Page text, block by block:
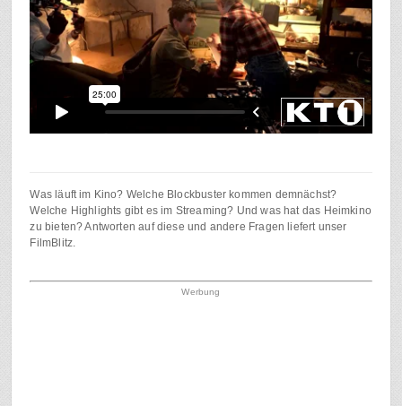
Was läuft im Kino? Welche Blockbuster kommen demnächst?
Welche Highlights gibt es im Streaming? Und was hat das Heimkino
zu bieten? Antworten auf diese und andere Fragen liefert unser
FilmBlitz.
Werbung